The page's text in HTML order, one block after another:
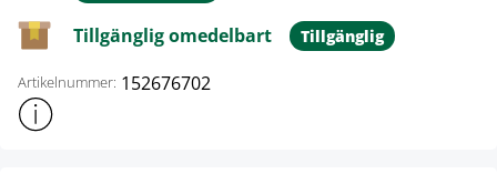
Tillgänglig omedelbart Tillgänglig
Artikelnummer: 152676702
Visa mer produktinformation